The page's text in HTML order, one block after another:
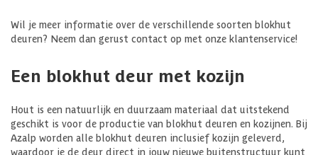
Wil je meer informatie over de verschillende soorten blokhut
deuren? Neem dan gerust contact op met onze klantenservice!
Een blokhut deur met kozijn
Hout is een natuurlijk en duurzaam materiaal dat uitstekend
geschikt is voor de productie van blokhut deuren en kozijnen. Bij
Azalp worden alle blokhut deuren inclusief kozijn geleverd,
waardoor je de deur direct in jouw nieuwe buitenstructuur kunt